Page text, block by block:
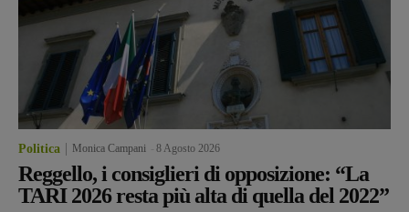
Politica Monica Campani 8 Agosto 2026
Reggello, i consiglieri di opposizione: “La
TARI 2026 resta più alta di quella del 2022”